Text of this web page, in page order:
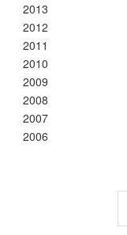
2013
2012
2011
2010
2009
2008
2007
2006